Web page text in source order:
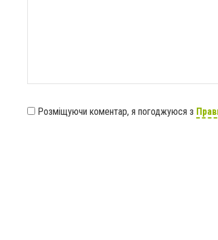
Розміщуючи коментар, я погоджуюся з